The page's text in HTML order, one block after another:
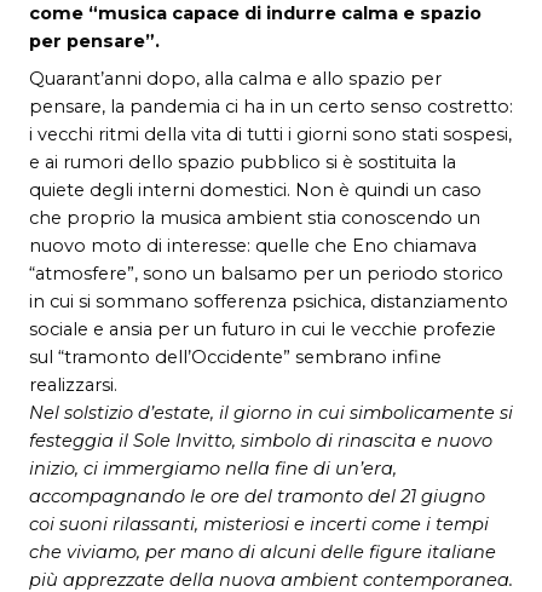
come “musica capace di indurre calma e spazio
per pensare”.
Quarant’anni dopo, alla calma e allo spazio per
pensare, la pandemia ci ha in un certo senso costretto:
i vecchi ritmi della vita di tutti i giorni sono stati sospesi,
e ai rumori dello spazio pubblico si è sostituita la
quiete degli interni domestici. Non è quindi un caso
che proprio la musica ambient stia conoscendo un
nuovo moto di interesse: quelle che Eno chiamava
“atmosfere”, sono un balsamo per un periodo storico
in cui si sommano sofferenza psichica, distanziamento
sociale e ansia per un futuro in cui le vecchie profezie
sul “tramonto dell’Occidente” sembrano infine
realizzarsi.
Nel solstizio d’estate, il giorno in cui simbolicamente si
festeggia il Sole Invitto, simbolo di rinascita e nuovo
inizio, ci immergiamo nella fine di un’era,
accompagnando le ore del tramonto del 21 giugno
coi suoni rilassanti, misteriosi e incerti come i tempi
che viviamo, per mano di alcuni delle figure italiane
più apprezzate della nuova ambient contemporanea.